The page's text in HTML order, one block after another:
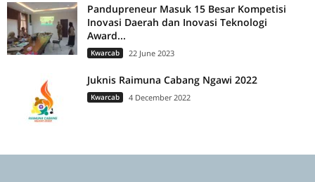
Pandupreneur Masuk 15 Besar Kompetisi
Inovasi Daerah dan Inovasi Teknologi
Award...
Kwarcab 22 June 2023
Juknis Raimuna Cabang Ngawi 2022
Kwarcab 4 December 2022